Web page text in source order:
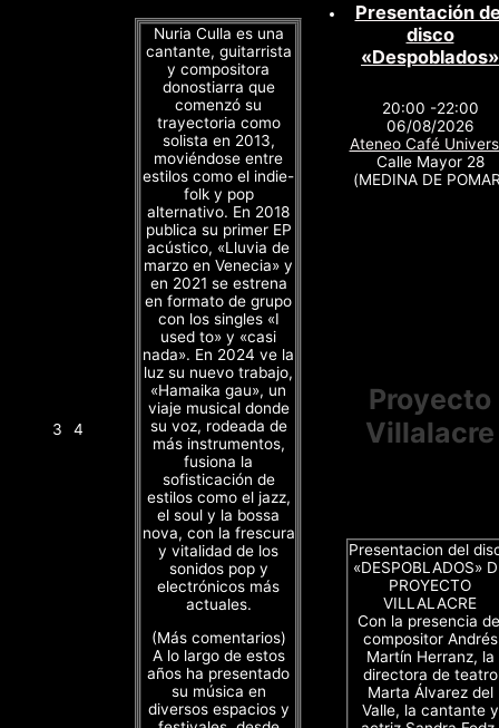
3 4
Nuria Culla es una
cantante, guitarrista
y compositora
donostiarra que
comenzó su
trayectoria como
solista en 2013,
moviéndose entre
estilos como el indie-
folk y pop
alternativo. En 2018
publica su primer EP
acústico, «Lluvia de
marzo en Venecia» y
en 2021 se estrena
en formato de grupo
con los singles «I
used to» y «casi
nada». En 2024 ve la
luz su nuevo trabajo,
«Hamaika gau», un
viaje musical donde
su voz, rodeada de
más instrumentos,
fusiona la
sofisticación de
estilos como el jazz,
el soul y la bossa
nova, con la frescura
y vitalidad de los
sonidos pop y
electrónicos más
actuales.
(Más comentarios)
A lo largo de estos
años ha presentado
su música en
diversos espacios y
Presentación
disco
«Despoblados»
20:00 -22:00
06/08/2026
Ateneo Café
Calle Mayor 28
(MEDINA DE
Proyecto
Villalacre
Presentacion del
«DESPOBLADOS»
PROYECTO
VILLALACRE
Con la presencia
compositor Andrés
Martín Herranz, la
directora de teatro
Marta Álvarez del
Valle, la cantante y